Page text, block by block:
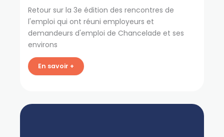
Retour sur la 3e édition des rencontres de
l'emploi qui ont réuni employeurs et
demandeurs d'emploi de Chancelade et ses
environs
En savoir +